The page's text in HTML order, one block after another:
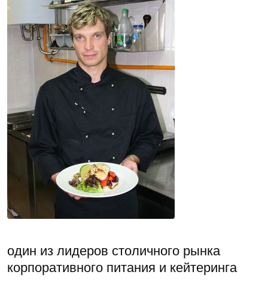
один из лидеров столичного рынка
корпоративного питания и кейтеринга